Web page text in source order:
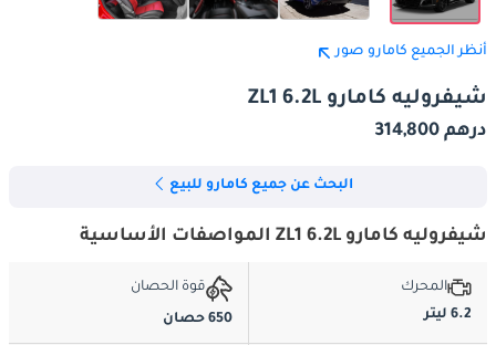
أنظر الجميع كامارو صور
شيفروليه كامارو ZL1 6.2L
درهم 314,800
البحث عن جميع كامارو للبيع
شيفروليه كامارو ZL1 6.2L المواصفات الأساسية
المحرك
6.2 ليتر
قوة الحصان
650 حصان